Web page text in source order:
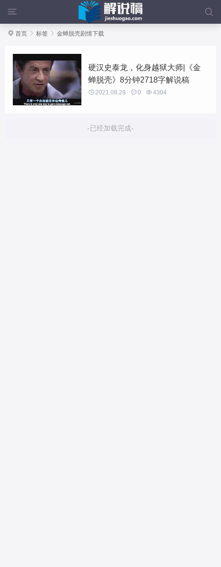
 
 首页  标签  金蝉脱壳剧情下载
硬汉史泰龙，化身越狱大师|《金
蝉脱壳》8分钟2718字解说稿
2021.08.28 0 4304
-已经加载完成-